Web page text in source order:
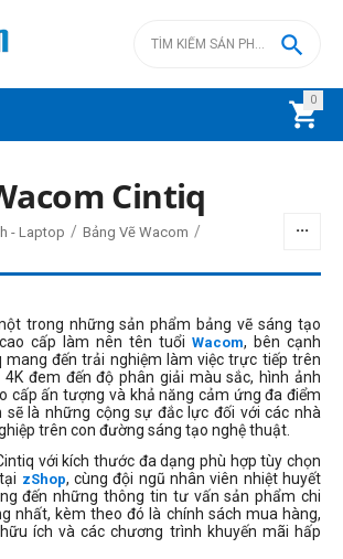
0


95930000 đ
Cintiq
- Laptop / Bảng Vẽ Wacom /
trong những sản phẩm bảng vẽ sáng tạo
cấp làm nên tên tuổi Wacom, bên cạnh
mang đến trải nghiệm làm việc trực tiếp trên
đem đến độ phân giải màu sắc, hình ảnh
cấp ấn tượng và khả năng cảm ứng đa điểm
sẽ là những cộng sự đắc lực đối với các nhà
trên con đường sáng tạo nghệ thuật.
với kích thước đa dạng phù hợp tùy chọn
zShop, cùng đội ngũ nhân viên nhiệt huyết
đến những thông tin tư vấn sản phẩm chi
nhất, kèm theo đó là chính sách mua hàng,
ích và các chương trình khuyến mãi hấp